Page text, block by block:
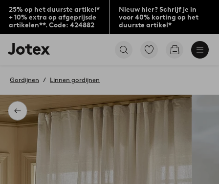
25% op het duurste artikel*
+ 10% extra op afgeprijsde
artikelen**. Code: 424882
Nieuw hier? Schrijf je in
voor 40% korting op het
duurste artikel*
Jotex
logo
to
home
page
Ga
Go
Terug
Gordijnen Linnen gordijnen